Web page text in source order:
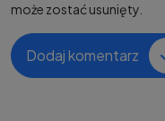
może zostać usunięty.
Dodaj komentarz